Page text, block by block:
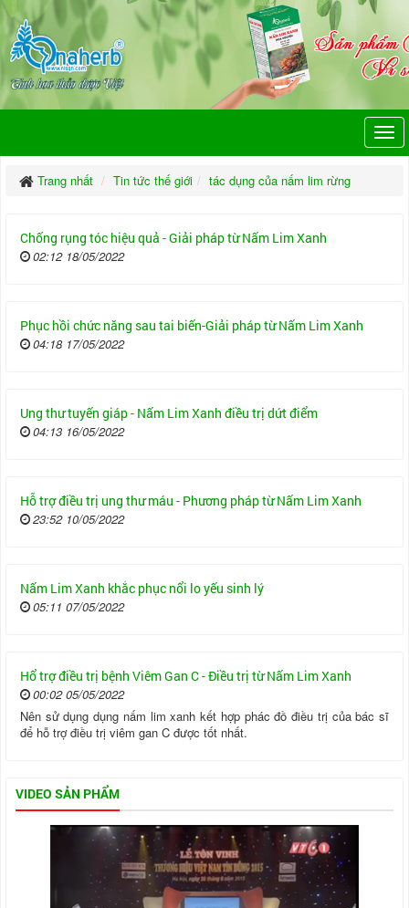
Trang nhất Tin tức thế giới tác dụng của nấm lim rừng
Chống rụng tóc hiệu quả - Giải pháp từ Nấm Lim Xanh
02:12 18/05/2022
Phục hồi chức năng sau tai biến-Giải pháp từ Nấm Lim Xanh
04:18 17/05/2022
Ung thư tuyến giáp - Nấm Lim Xanh điều trị dứt điểm
04:13 16/05/2022
Hỗ trợ điều trị ung thư máu - Phương pháp từ Nấm Lim Xanh
23:52 10/05/2022
Nấm Lim Xanh khắc phục nổi lo yếu sinh lý
05:11 07/05/2022
Hổ trợ điều trị bệnh Viêm Gan C - Điều trị từ Nấm Lim Xanh
00:02 05/05/2022
Nên sử dụng dụng nấm lim xanh kết hợp phác đồ điều trị của bác sĩ
để hỗ trợ điều trị viêm gan C được tốt nhất.
VIDEO SẢN PHẨM